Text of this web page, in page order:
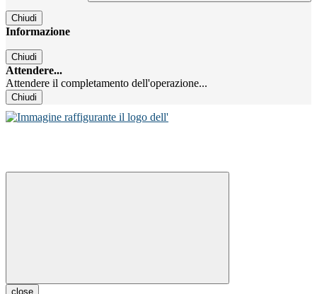
Chiudi
Informazione
Chiudi
Attendere...
Attendere il completamento dell'operazione...
Chiudi
close